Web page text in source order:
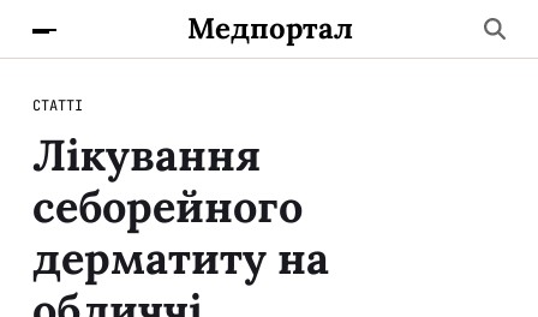
Медпортал
СТАТТІ
Лікування
себорейного
дерматиту на